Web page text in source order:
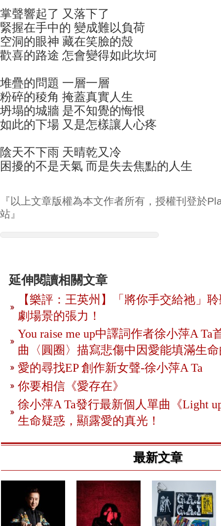
掌聲響起了 又落下了
緊握在手中的 變成難以負荷
空洞的眼神 藏在笑臉的殼
歡喜的路途 怎會變得如此坎坷
堆疊的問題 一層一層
粉碎的稜角 掩蓋真實人生
坍塌的城牆 是不知覺的悔恨
如此的下場 又是怎樣讓人心疼
陰天不下雨 天晴乾又冷
困擾的不是天氣 而是失去焦點的人生
『以上文章版權為本文作者所有，授權刊登於
站』
延伸閱讀相關文章
【樂評：王英州】「將你手交給祂」
劇場景的張力！
You raise me up中譯詞作者徐小萍A Ta
曲〈圓圈〉描寫悲傷中因愛能填滿生
愛的尋找EP 創作新女聲-徐小萍A Ta
你要相信《愛存在》
徐小萍A Ta發行最新個人單曲《Light
生命疑惑，顯露愛的真光！
最新文章